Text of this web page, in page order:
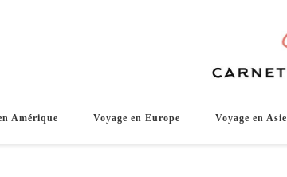
Amérique Voyage en Europe Voyage en Asie